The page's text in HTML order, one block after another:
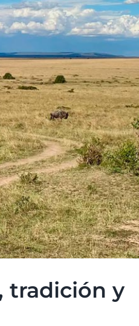
tradición y